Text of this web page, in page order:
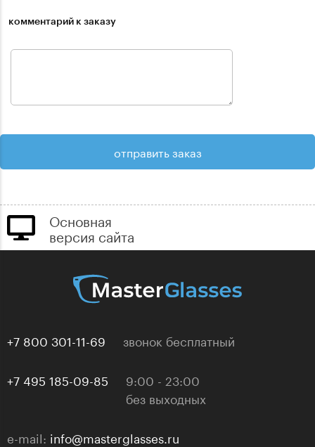
комментарий к заказу
Основная
версия сайта
+7 800 301-11-69 звонок бесплатный
+7 495 185-09-85
9:00 - 23:00
без выходных
e-mail: info@masterglasses.ru